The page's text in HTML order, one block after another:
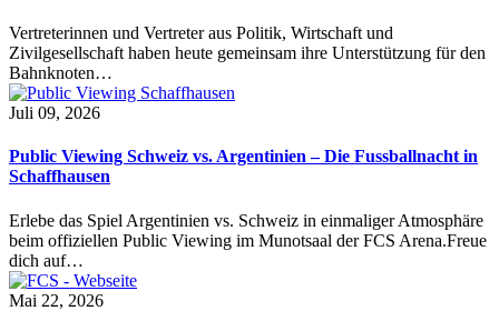
Vertreterinnen und Vertreter aus Politik, Wirtschaft und
Zivilgesellschaft haben heute gemeinsam ihre Unterstützung für den
Bahnknoten…
Juli 09, 2026
Public Viewing Schweiz vs. Argentinien – Die Fussballnacht in
Schaffhausen
Erlebe das Spiel Argentinien vs. Schweiz in einmaliger Atmosphäre
beim offiziellen Public Viewing im Munotsaal der FCS Arena.Freue
dich auf…
Mai 22, 2026